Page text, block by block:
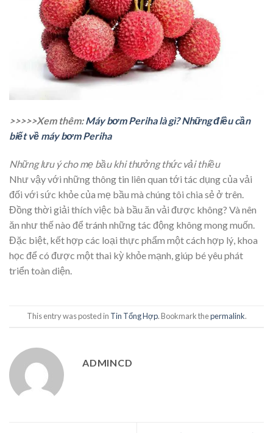
>>>>>Xem thêm:Máy bơm Periha là gì? Những điều cần
biết về máy bơm Periha
Những lưu ý cho mẹ bầu khi thưởng thức vải thiều
Như vậy với những thông tin liên quan tới tác dụng của vải
đối với sức khỏe của mẹ bầu mà chúng tôi chia sẻ ở trên.
Đồng thời giải thích việc bà bầu ăn vải được không? Và nên
ăn như thế nào để tránh những tác động không mong muốn.
Đặc biệt, kết hợp các loại thực phẩm một cách hợp lý, khoa
học để có được một thai kỳ khỏe mạnh, giúp bé yêu phát
triển toàn diện.
This entry was posted in Tin Tổng Hợp. Bookmark thepermalink.
ADMINCD